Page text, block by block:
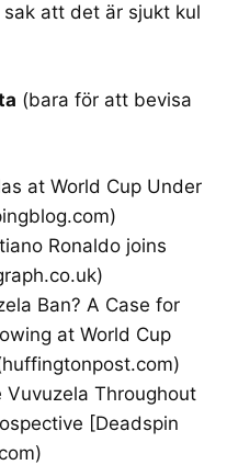
sak att det är sjukt kul
(bara för att bevisa
at World Cup Under
Ronaldo joins
Ban? A Case for
at World Cup
Vuvuzela Throughout
[Deadspin